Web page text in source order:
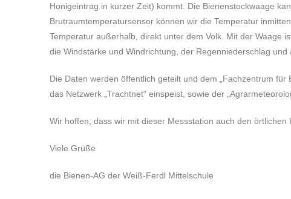
Honigeintrag in kurzer Zeit) kommt. Die Bienenstockwaage
Brutraumtemperatursensor können wir die Temperatur
Temperatur außerhalb, direkt unter dem Volk. Mit der Waage
die Windstärke und Windrichtung, der Regenniederschlag und
Die Daten werden öffentlich geteilt und dem „Fachzentrum
das Netzwerk „Trachtnet“ einspeist, sowie der
Wir hoffen, dass wir mit dieser Messstation auch den örtlichen
Viele Grüße
die Bienen-AG der Weiß-Ferdl Mittelschule